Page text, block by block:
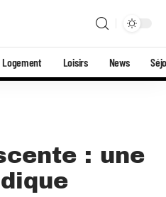
Logement Loisirs News
: une